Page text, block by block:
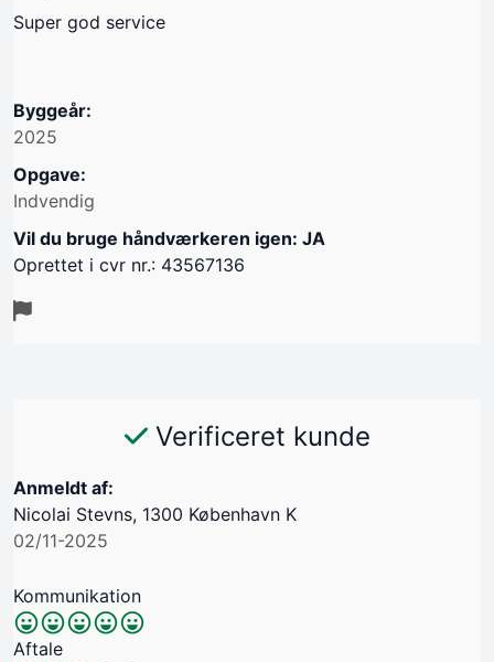
Super god service
Byggeår:
2025
Opgave:
Indvendig
Vil du bruge håndværkeren igen: JA
Oprettet i cvr nr.: 43567136
Verificeret kunde
Anmeldt af:
Nicolai Stevns, 1300 København K
02/11-2025
Kommunikation
Aftale